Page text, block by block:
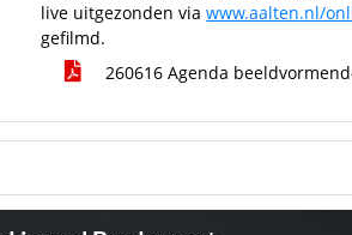
live uitgezonden viawww.aalten.nl/
gefilmd.
260616 Agenda